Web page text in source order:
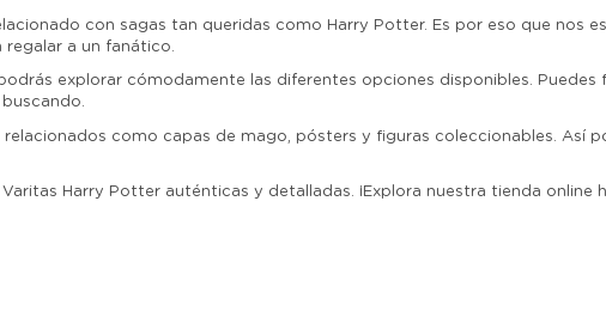
con sagas tan queridas como Harry Potter. Es por eso que nos
a un fanático.
explorar cómodamente las diferentes opciones disponibles.
como capas de mago, pósters y figuras coleccionables. Así
Harry Potter auténticas y detalladas. ¡Explora nuestra tienda